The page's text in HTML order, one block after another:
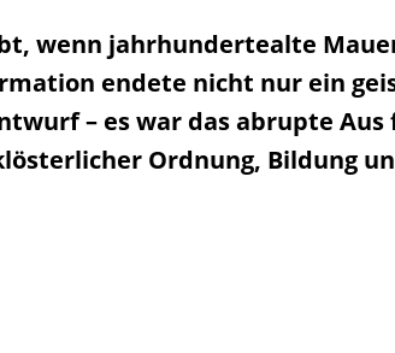
wenn jahrhundertealte
endete nicht nur ein
– es war das abrupte Aus
Ordnung, Bildung